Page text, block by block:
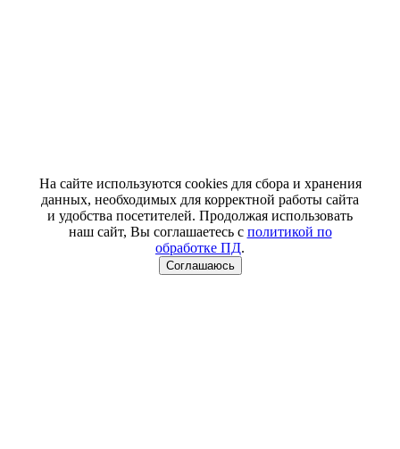
На сайте используются cookies для сбора и хранения
данных, необходимых для корректной работы сайта
и удобства посетителей. Продолжая использовать
наш сайт, Вы соглашаетесь с политикой по
обработке ПД.
Соглашаюсь